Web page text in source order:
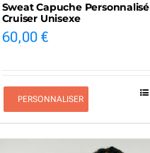
Sweat Capuche Personnalisé
Cruiser Unisexe
60,00 €
PERSONNALISER